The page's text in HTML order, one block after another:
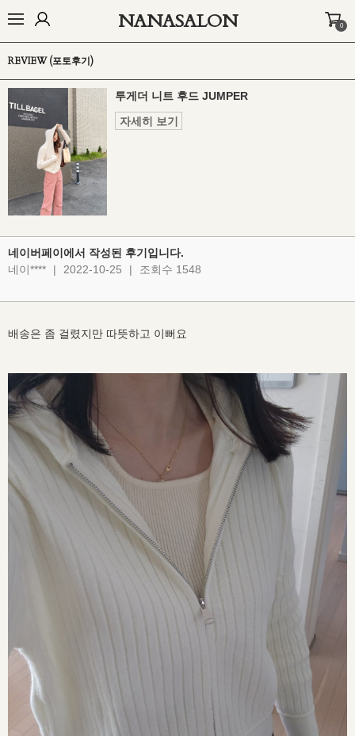
NANASALON 0
REVIEW (포토후기)
투게더 니트 후드 JUMPER
자세히 보기
네이버페이에서 작성된 후기입니다.
네이****
| 2022-10-25 | 조회수 1548
배송은 좀 걸렸지만 따뜻하고 이뻐요